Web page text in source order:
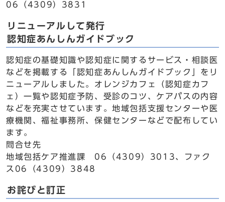
06（4309）3831
リニューアルして発行
認知症あんしんガイドブック
認知症の基礎知識や認知症に関するサービス・相談医
などを掲載する「認知症あんしんガイドブック」をリ
ニューアルしました。オレンジカフェ（認知症カフ
ェ）一覧や認知症予防、受診のコツ、ケアパスの内容
などを充実させています。地域包括支援センターや医
療機関、福祉事務所、保健センターなどで配布してい
ます。
問合せ先
地域包括ケア推進課 06（4309）3013、ファク
ス06（4309）3848
お詫びと訂正